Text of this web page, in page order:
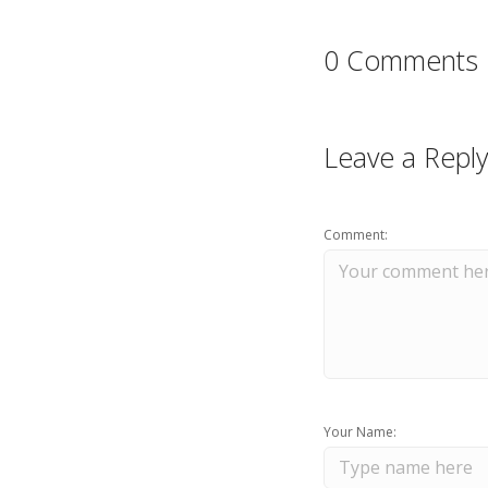
0 Comments
Leave a Reply
Comment:
Your Name: